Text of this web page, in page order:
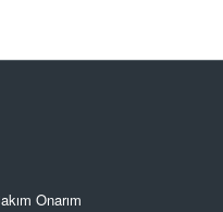
Onarım